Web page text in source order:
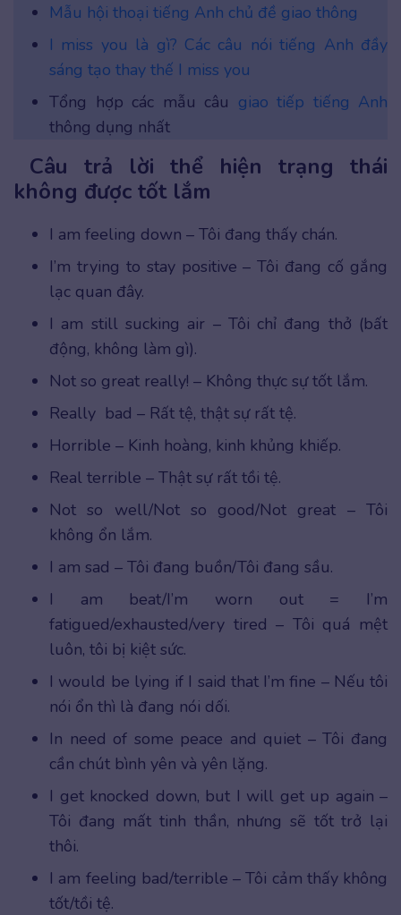
Mẫu hội thoại tiếng Anh chủ đề giao thông
I miss you là gì? Các câu nói tiếng Anh đầy
sáng tạo thay thế I miss you
Tổng hợp các mẫu câu giao tiếp tiếng Anh
thông dụng nhất
Câu trả lời thể hiện trạng thái
không được tốt lắm
I am feeling down – Tôi đang thấy chán.
I’m trying to stay positive – Tôi đang cố gắng
lạc quan đây.
I am still sucking air – Tôi chỉ đang thở (bất
động, không làm gì).
Not so great really! – Không thực sự tốt lắm.
Really bad – Rất tệ, thật sự rất tệ.
Horrible – Kinh hoàng, kinh khủng khiếp.
Real terrible – Thật sự rất tồi tệ.
Not so well/Not so good/Not great – Tôi
không ổn lắm.
I am sad – Tôi đang buồn/Tôi đang sầu.
I am beat/I’m worn out = I’m
fatigued/exhausted/very tired – Tôi quá mệt
luôn, tôi bị kiệt sức.
I would be lying if I said that I’m fine – Nếu tôi
nói ổn thì là đang nói dối.
In need of some peace and quiet – Tôi đang
cần chút bình yên và yên lặng.
I get knocked down, but I will get up again –
Tôi đang mất tinh thần, nhưng sẽ tốt trở lại
thôi.
I am feeling bad/terrible – Tôi cảm thấy không
tốt/tồi tệ.